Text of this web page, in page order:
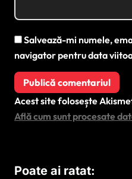
Salvează-mi numele,
navigator pentru data
Acest site folosește
Află cum sunt procesate
Poate ai ratat: